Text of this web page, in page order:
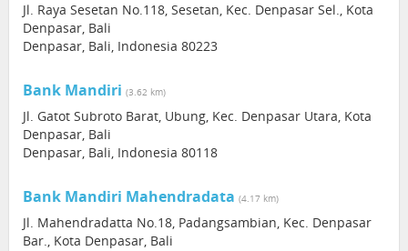
Jl. Raya Sesetan No.118, Sesetan, Kec. Denpasar Sel., Kota
Denpasar, Bali
Denpasar, Bali, Indonesia 80223
Bank Mandiri (3.62 km)
Jl. Gatot Subroto Barat, Ubung, Kec. Denpasar Utara, Kota
Denpasar, Bali
Denpasar, Bali, Indonesia 80118
Bank Mandiri Mahendradata (4.17 km)
Jl. Mahendradatta No.18, Padangsambian, Kec. Denpasar
Bar., Kota Denpasar, Bali